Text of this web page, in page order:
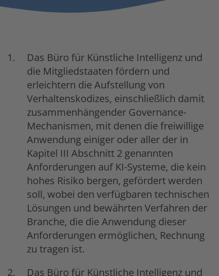
Das Büro für Künstliche Intelligenz und
die Mitgliedstaaten fördern und
erleichtern die Aufstellung von
Verhaltenskodizes, einschließlich damit
zusammenhängender Governance-
Mechanismen, mit denen die freiwillige
Anwendung einiger oder aller der in
Kapitel III Abschnitt 2 genannten
Anforderungen auf KI-Systeme, die kein
hohes Risiko bergen, gefördert werden
soll, wobei den verfügbaren technischen
Lösungen und bewährten Verfahren der
Branche, die die Anwendung dieser
Anforderungen ermöglichen, Rechnung
zu tragen ist.
Das Büro für Künstliche Intelligenz und